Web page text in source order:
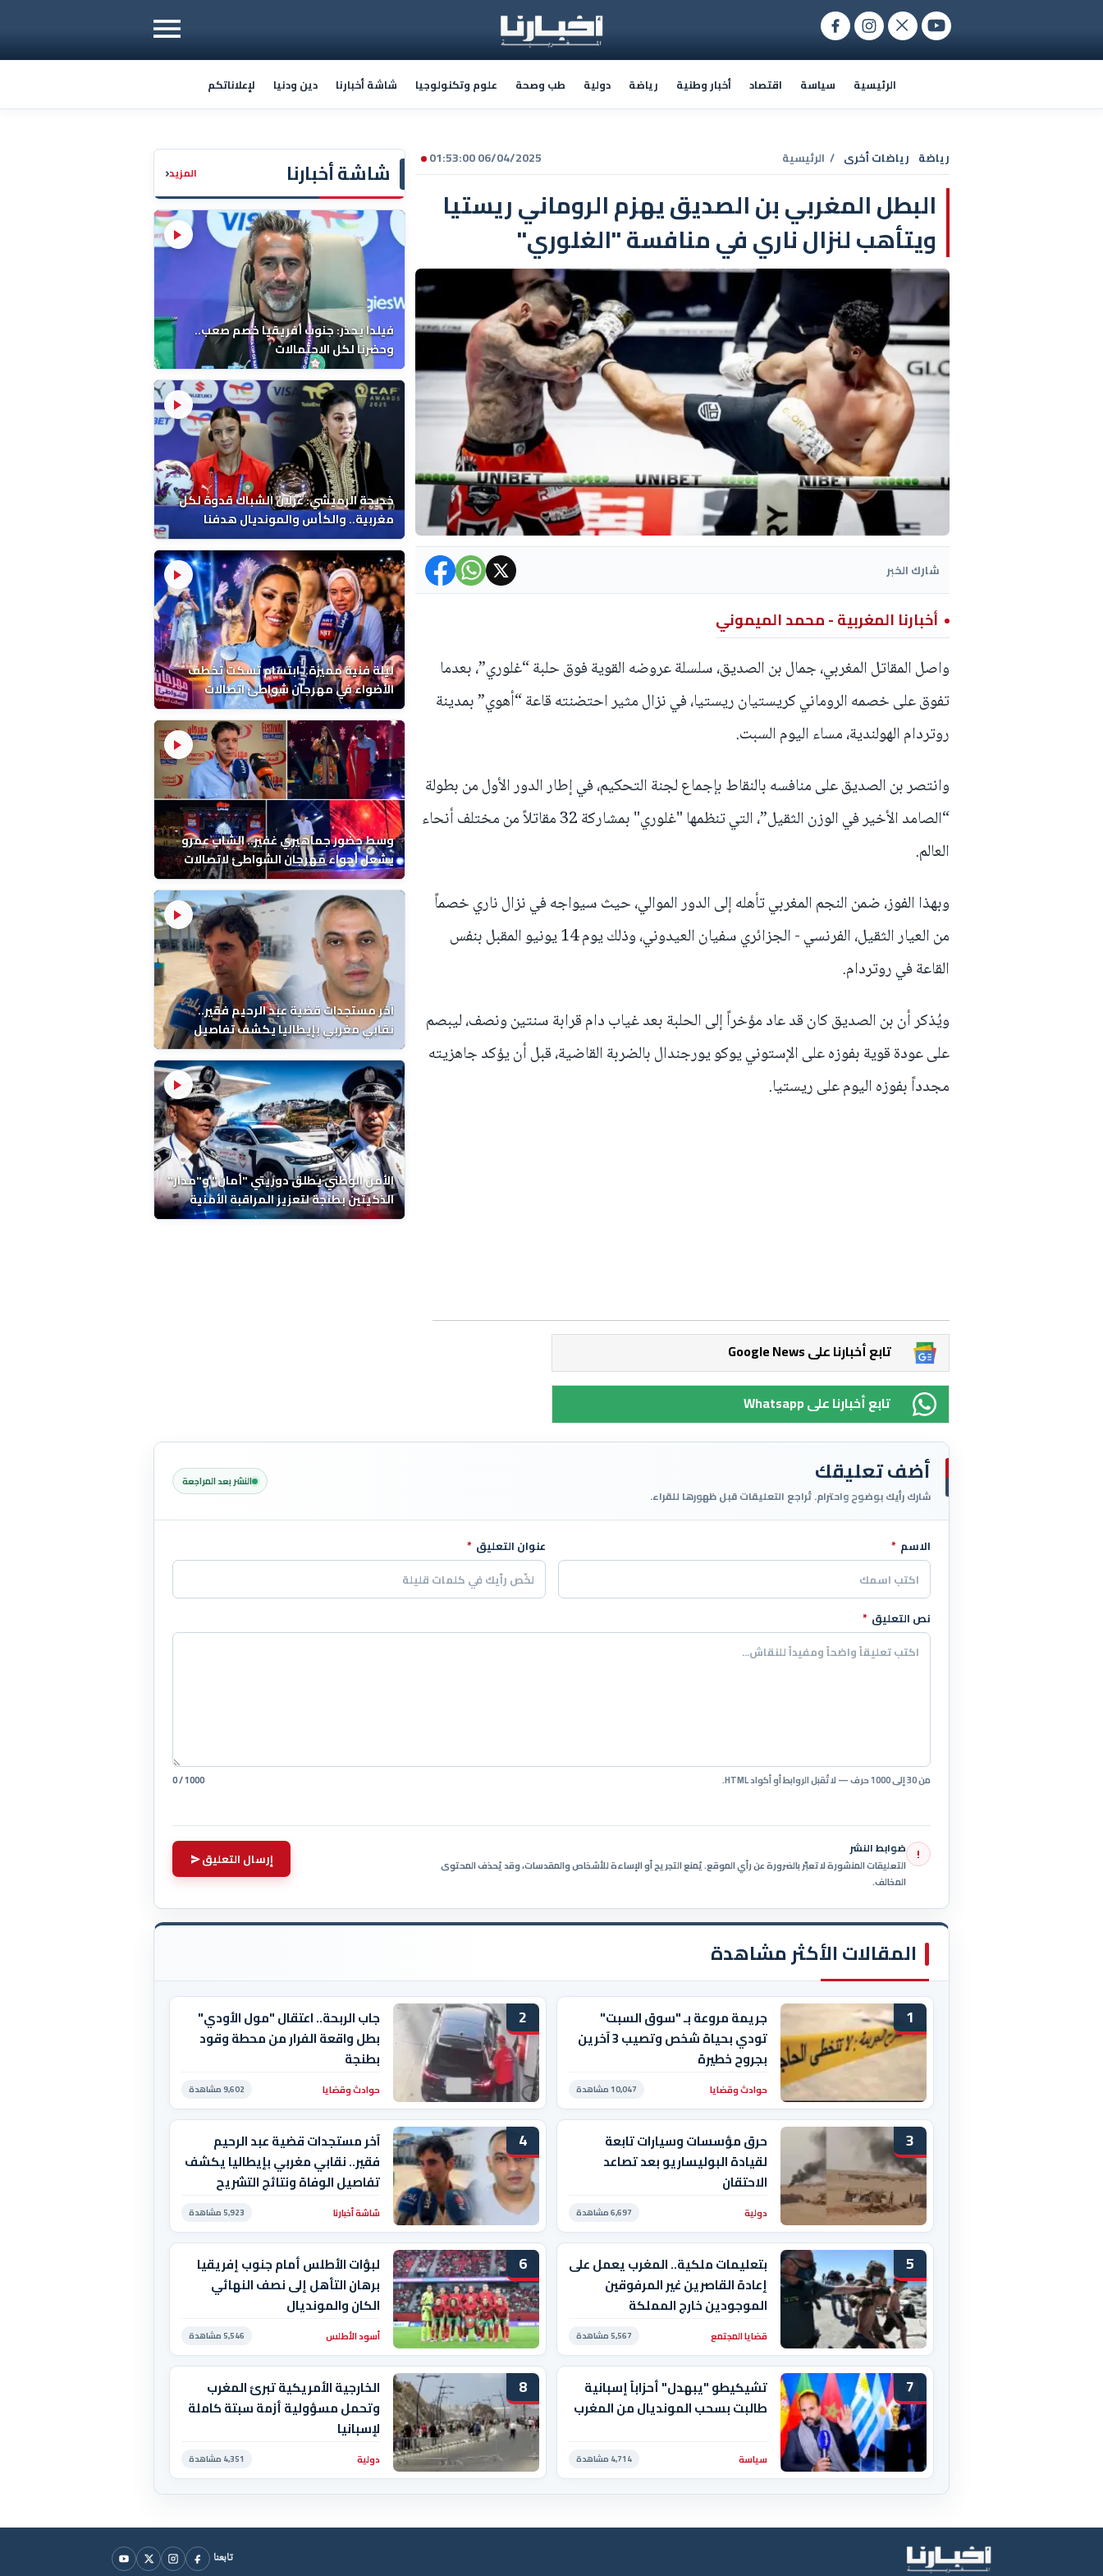
الرئيسية سياسة اقتصاد أخبار وطنية رياضة دولية طب وصحة علوم وتكنولوجيا شاشة أخبارنا دين ودنيا لإعلاناتكم
شاشة أخبارنا المزيد‹
فيلدا يحذر: جنوب أفريقيا خصم صعب..
وحضرنا لكل الاحتمالات
خديجة الرميشي: غزلان الشباك قدوة لكل
مغربية.. والكأس والمونديال هدفنا
ليلة فنية مميزة.. ابتسام تسكت تخطف
الأضواء في مهرجان شواطئ اتصالات
المغرب بالمضيق
وسط حضور جماهيري غفير.. الشاب عمرو
يشعل أجواء مهرجان الشواطئ لاتصالات
المغرب بطنجة
آخر مستجدات قضية عبد الرحيم فقير..
نقابي مغربي بإيطاليا يكشف تفاصيل
الوفاة ونتائج التشريح
الأمن الوطني يطلق دوريتي "أمان" و"مدار"
الذكيتين بطنجة لتعزيز المراقبة الأمنية
06/04/2025 01:53:00 رياضة رياضات أخرى / الرئيسية
البطل المغربي بن الصديق يهزم الروماني ريستيا
ويتأهب لنزال ناري في منافسة "الغلوري"
شارك الخبر
أخبارنا المغربية - محمد الميموني
واصل المقاتل المغربي، جمال بن الصديق، سلسلة عروضه القوية فوق حلبة “غلوري”، بعدما
تفوق على خصمه الروماني كريستيان ريستيا، في نزال مثير احتضنته قاعة “أهوي” بمدينة
روتردام الهولندية، مساء اليوم السبت.
وانتصر بن الصديق على منافسه بالنقاط بإجماع لجنة التحكيم، في إطار الدور الأول من بطولة
“الصامد الأخير في الوزن الثقيل”، التي تنظمها "غلوري" بمشاركة 32 مقاتلاً من مختلف أنحاء
العالم.
وبهذا الفوز، ضمن النجم المغربي تأهله إلى الدور الموالي، حيث سيواجه في نزال ناري خصماً
من العيار الثقيل، الفرنسي - الجزائري سفيان العيدوني، وذلك يوم 14 يونيو المقبل بنفس
القاعة في روتردام.
ويُذكر أن بن الصديق كان قد عاد مؤخراً إلى الحلبة بعد غياب دام قرابة سنتين ونصف، ليبصم
على عودة قوية بفوزه على الإستوني يوكو يورجندال بالضربة القاضية، قبل أن يؤكد جاهزيته
مجدداً بفوزه اليوم على ريستيا.
Google News تابع أخبارنا على
Whatsapp تابع أخبارنا على
أضف تعليقك
شارك رأيك بوضوح واحترام. تُراجع التعليقات قبل ظهورها للقراء.
النشر بعد المراجعة
اترك هذا الحقل فارغاً
الاسم * عنوان التعليق *
نص التعليق *
من 30 إلى 1000 حرف — لا تُقبل الروابط أو أكواد HTML. 0 / 1000
! ضوابط النشر
التعليقات المنشورة لا تعبّر بالضرورة عن رأي الموقع. يُمنع التجريح أو الإساءة للأشخاص والمقدسات، وقد يُحذف المحتوى
المخالف.
إرسال التعليق
المقالات الأكثر مشاهدة
1
جريمة مروعة بـ "سوق السبت"
تودي بحياة شخص وتصيب 3 آخرين
بجروح خطيرة
حوادث وقضايا 10,047 مشاهدة
2
جاب الربحة.. اعتقال "مول الأودي"
بطل واقعة الفرار من محطة وقود
بطنجة
حوادث وقضايا 9,602 مشاهدة
3
حرق مؤسسات وسيارات تابعة
لقيادة البوليساريو بعد تصاعد
الاحتقان
دولية 6,697 مشاهدة
4
آخر مستجدات قضية عبد الرحيم
فقير.. نقابي مغربي بإيطاليا يكشف
تفاصيل الوفاة ونتائج التشريح
شاشة أخبارنا 5,923 مشاهدة
5
بتعليمات ملكية.. المغرب يعمل على
إعادة القاصرين غير المرفوقين
الموجودين خارج المملكة
قضايا المجتمع 5,567 مشاهدة
6
لبؤات الأطلس أمام جنوب إفريقيا
برهان التأهل إلى نصف النهائي
الكان والمونديال
أسود الأطلس 5,546 مشاهدة
7
تشيكيطو "يبهدل" أحزاباً إسبانية
طالبت بسحب المونديال من المغرب
سياسة 4,714 مشاهدة
8
الخارجية الأمريكية تبرئ المغرب
وتحمل مسؤولية أزمة سبتة كاملة
لإسبانيا
دولية 4,351 مشاهدة
تابعنا